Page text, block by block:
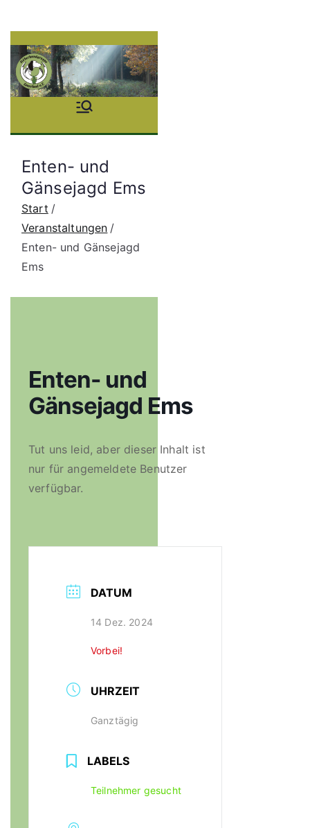
Inhalt
springen
Stöb
erhu
ndgr
uppe
Saue
rland
Enten- und
Gänsejagd Ems
Start
Veranstaltungen
Enten- und Gänsejagd
Ems
Enten- und
Gänsejagd Ems
Tut uns leid, aber dieser Inhalt ist
nur für angemeldete Benutzer
verfügbar.
DATUM
14 Dez. 2024
Vorbei!
UHRZEIT
Ganztägig
LABELS
Teilnehmer gesucht